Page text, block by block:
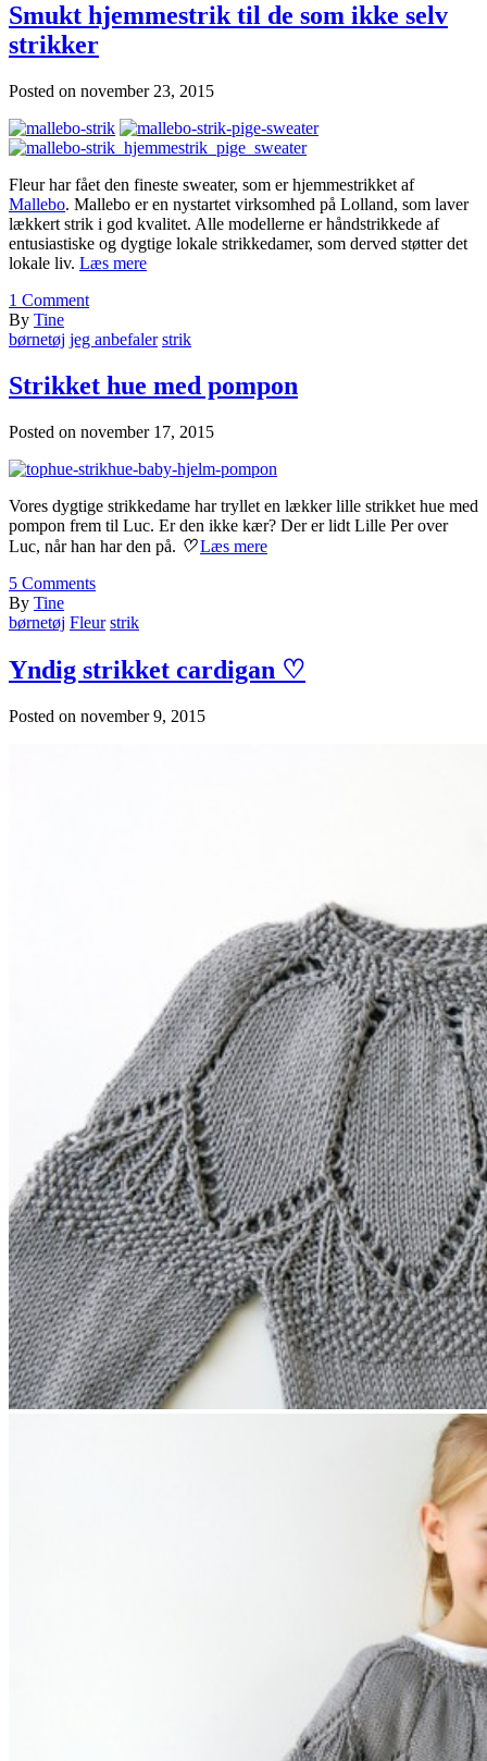
Smukt hjemmestrik til de som ikke selv
strikker
Posted on november 23, 2015
Fleur har fået den fineste sweater, som er hjemmestrikket af
Mallebo. Mallebo er en nystartet virksomhed på Lolland, som laver
lækkert strik i god kvalitet. Alle modellerne er håndstrikkede af
entusiastiske og dygtige lokale strikkedamer, som derved støtter det
lokale liv. Læs mere
1 Comment
By Tine
børnetøj jeg anbefaler strik
Strikket hue med pompon
Posted on november 17, 2015
Vores dygtige strikkedame har tryllet en lækker lille strikket hue med
pompon frem til Luc. Er den ikke kær? Der er lidt Lille Per over
Luc, når han har den på. ♡ Læs mere
5 Comments
By Tine
børnetøj Fleur strik
Yndig strikket cardigan ♡
Posted on november 9, 2015